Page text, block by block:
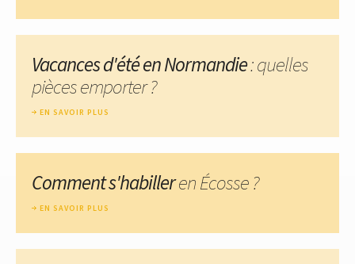
Vacances d'été en Normandie: quelles
pièces emporter ?
EN SAVOIR PLUS
Comment s'habilleren Écosse ?
EN SAVOIR PLUS